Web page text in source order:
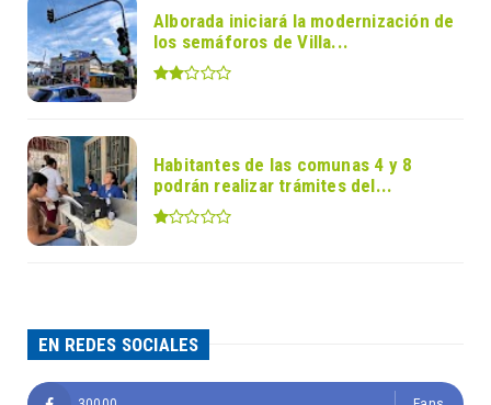
Alborada iniciará la modernización de
los semáforos de Villa...
Habitantes de las comunas 4 y 8
podrán realizar trámites del...
EN REDES SOCIALES